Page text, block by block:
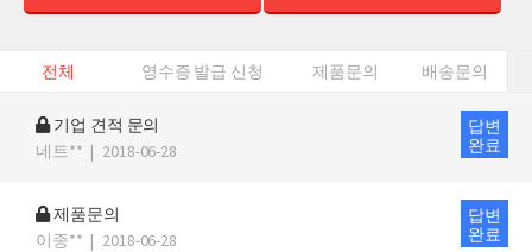
전체 영수증 발급 신청 제품문의 배송문의
기업 견적 문의
네트** | 2018-06-28
답변
완료
제품문의
이종** | 2018-06-28
답변
완료